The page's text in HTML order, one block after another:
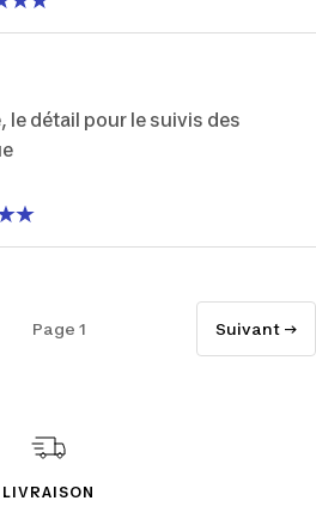
le détail pour le suivis des
Page 1 Suivant →
LIVRAISON